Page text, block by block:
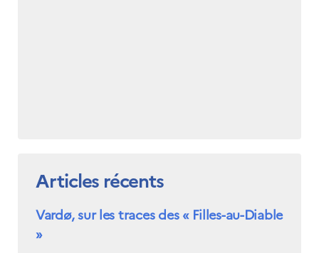
Articles récents
Vardø, sur les traces des « Filles-au-Diable
»